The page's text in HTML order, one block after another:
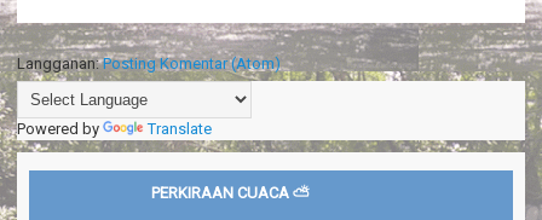
Langganan:Posting Komentar (Atom)
Powered by Translate
PERKIRAAN CUACA ⛅